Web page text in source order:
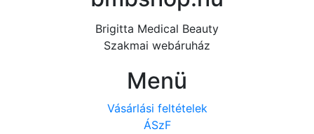
Brigitta Medical Beauty
Szakmai webáruház
Menü
Vásárlási feltételek
ÁSzF